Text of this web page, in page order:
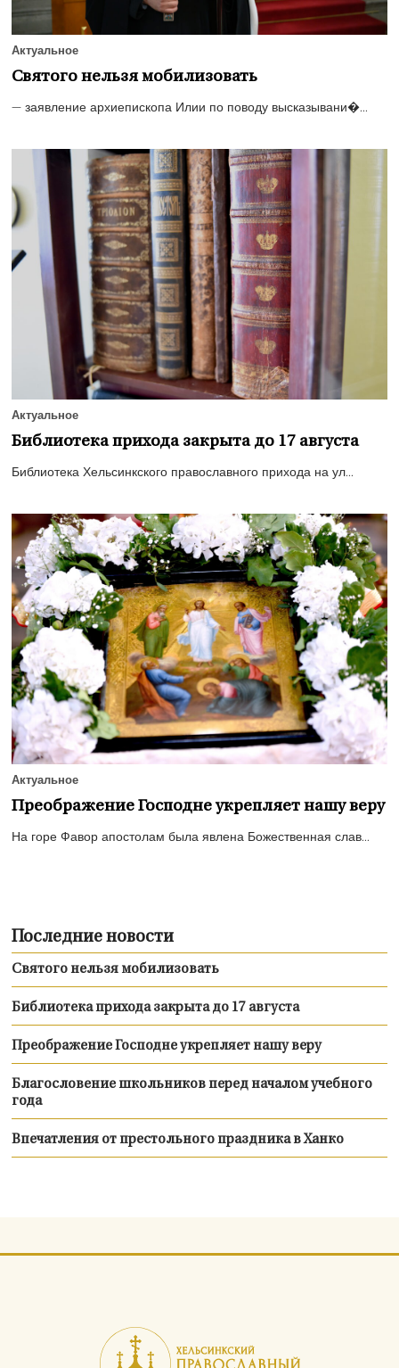
Актуальное
Святого нельзя мобилизовать
— заявление архиепископа Илии по поводу высказывани�...
Актуальное
Библиотека прихода закрыта до 17 августа
Библиотека Хельсинкского православного прихода на ул...
Актуальное
Преображение Господне укрепляет нашу веру
На горе Фавор апостолам была явлена Божественная слав...
Последние новости
Святого нельзя мобилизовать
Библиотека прихода закрыта до 17 августа
Преображение Господне укрепляет нашу веру
Благословение школьников перед началом учебного
года
Впечатления от престольного праздника в Ханко